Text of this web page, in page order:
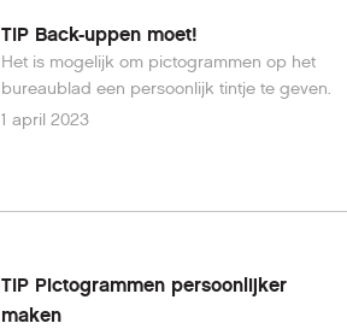
TIP Back-uppen moet!
Het is mogelijk om pictogrammen op het
bureaublad een persoonlijk tintje te geven.
1 april 2023
TIP Pictogrammen persoonlijker
maken